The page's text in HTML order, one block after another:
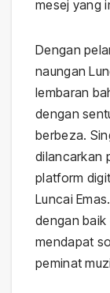
mesej yang
Dengan
naungan
lembaran
dengan
berbeza.
dilancarkan
platform
Luncai
dengan
mendapat
peminat